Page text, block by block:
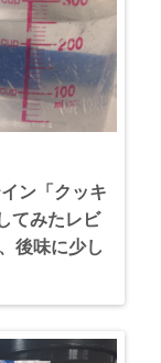
ン「クッキ
てみたレビ
後味に少し